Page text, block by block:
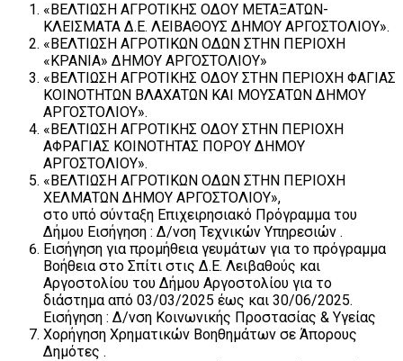
«ΒΕΛΤΙΩΣΗ ΑΓΡΟΤΙΚΗΣ ΟΔΟΥ ΜΕΤΑΞΑΤΩΝ-
ΚΛΕΙΣΜΑΤΑ Δ.Ε. ΛΕΙΒΑΘΟΥΣ ΔΗΜΟΥ ΑΡΓΟΣΤΟΛΙΟΥ».
«ΒΕΛΤΙΩΣΗ ΑΓΡΟΤΙΚΩΝ ΟΔΩΝ ΣΤΗΝ ΠΕΡΙΟΧΗ
«ΚΡΑΝΙΑ» ΔΗΜΟΥ ΑΡΓΟΣΤΟΛΙΟΥ»
«ΒΕΛΤΙΩΣΗ ΑΓΡΟΤΙΚΗΣ ΟΔΟΥ ΣΤΗΝ ΠΕΡΙΟΧΗ ΦΑΓΙΑΣ
ΚΟΙΝΟΤΗΤΩΝ ΒΛΑΧΑΤΩΝ ΚΑΙ ΜΟΥΣΑΤΩΝ ΔΗΜΟΥ
ΑΡΓΟΣΤΟΛΙΟΥ».
«ΒΕΛΤΙΩΣΗ ΑΓΡΟΤΙΚΗΣ ΟΔΟΥ ΣΤΗΝ ΠΕΡΙΟΧΗ
ΑΦΡΑΓΙΑΣ ΚΟΙΝΟΤΗΤΑΣ ΠΟΡΟΥ ΔΗΜΟΥ
ΑΡΓΟΣΤΟΛΙΟΥ».
«ΒΕΛΤΙΩΣΗ ΑΓΡΟΤΙΚΩΝ ΟΔΩΝ ΣΤΗΝ ΠΕΡΙΟΧΗ
ΧΕΛΜΑΤΩΝ ΔΗΜΟΥ ΑΡΓΟΣΤΟΛΙΟΥ»,
στο υπό σύνταξη Επιχειρησιακό Πρόγραμμα του
Δήμου Εισήγηση : Δ/νση Τεχνικών Υπηρεσιών .
Εισήγηση για προμήθεια γευμάτων για το πρόγραμμα
Βοήθεια στο Σπίτι στις Δ.Ε. Λειβαθούς και
Αργοστολίου του Δήμου Αργοστολίου για το
διάστημα από 03/03/2025 έως και 30/06/2025.
Εισήγηση : Δ/νση Κοινωνικής Προστασίας & Υγείας
Χορήγηση Χρηματικών Βοηθημάτων σε Άπορους
Δημότες .